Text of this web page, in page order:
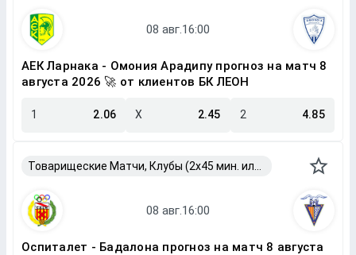
АЕК Ларнака - Омония Арадипу прогноз на матч 8
августа 2026 🚀 от клиентов БК ЛЕОН
1 2.06 X 2.45 2 4.85
Оспиталет - Бадалона прогноз на матч 8 августа